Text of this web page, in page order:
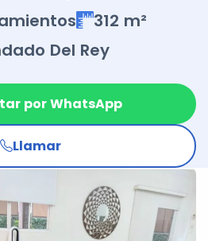
312 m²
Del Rey
por WhatsApp
Llamar